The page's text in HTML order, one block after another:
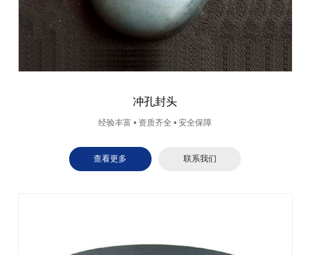
冲孔封头
经验丰富 • 资质齐全 • 安全保障
查看更多 联系我们